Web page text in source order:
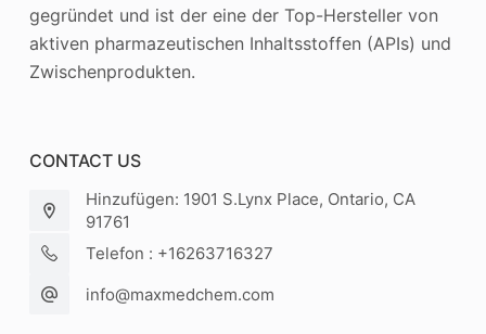
gegründet und ist der eine der Top-Hersteller von
aktiven pharmazeutischen Inhaltsstoffen (APIs) und
Zwischenprodukten.
CONTACT US
Hinzufügen: 1901 S.Lynx Place, Ontario, CA
91761
Telefon : +16263716327
info@maxmedchem.com